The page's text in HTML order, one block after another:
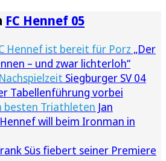
FC Hennef 05
Hennef ist bereit für Porz „Der
– und zwar lichterloh“
Siegburger SV 04
Tabellenführung vorbei
besten Triathleten Jan
will beim Ironman in
Süs fiebert seiner Premiere